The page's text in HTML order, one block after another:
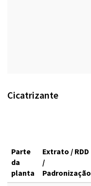
Cicatrizante
Parte
da
planta
Extrato / RDD
/
Padronização